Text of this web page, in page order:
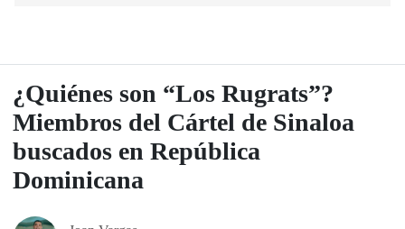
¿Quiénes son “Los Rugrats”?
Miembros del Cártel de Sinaloa
buscados en República
Dominicana